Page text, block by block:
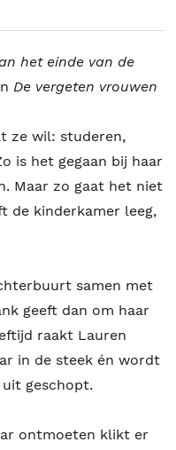
het einde van de
De vergeten vrouwen
ze wil: studeren,
is het gegaan bij haar
Maar zo gaat het niet
de kinderkamer leeg,
samen met
geeft dan om haar
raakt Lauren
in de steek én wordt
geschopt.
ontmoeten klikt er